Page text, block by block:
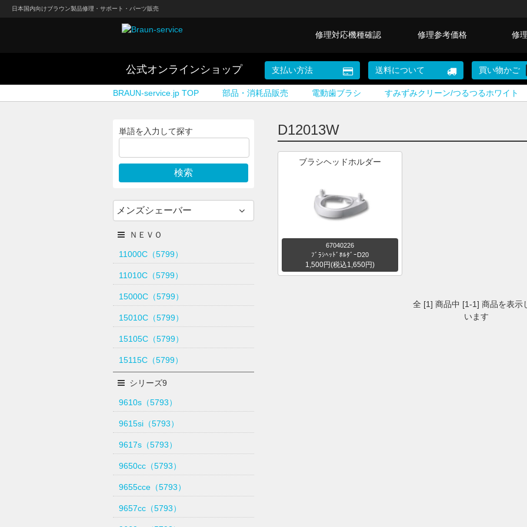
日本国内向けブラウン製品修理・サポート・パーツ販売
修理対応機種確認 修理参考価格 修
公式オンラインショップ 支払い方法 送料について 買い物かご
BRAUN-service.jp TOP 部品・消耗品販売 電動歯ブラシ すみずみクリーン/つるつるホワイト
単語を入力して探す
メンズシェーバー
ＮＥＶＯ
11000C（5799）
11010C（5799）
15000C（5799）
15010C（5799）
15105C（5799）
15115C（5799）
シリーズ9
9610s（5793）
9615si（5793）
9617s（5793）
9650cc（5793）
9655cce（5793）
9657cc（5793）
D12013W
ブラシヘッドホルダー
67040226
ﾌﾞﾗｼﾍｯﾄﾞﾎﾙﾀﾞｰD20
1,500円(税込1,650円)
全 [1] 商品中 [1-1] 商品を表示
います